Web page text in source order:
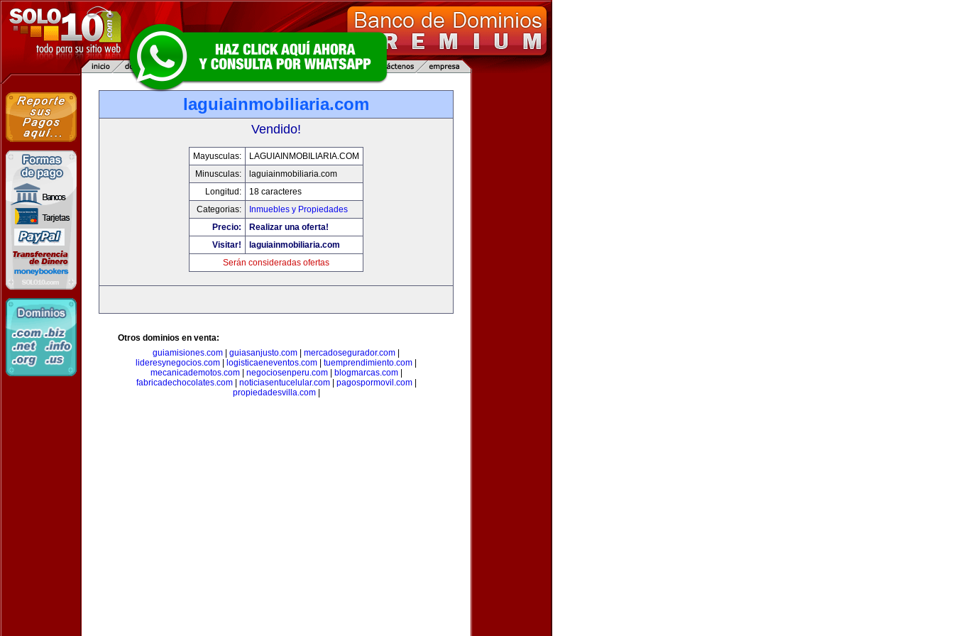
laguiainmobiliaria.com
Vendido!
Mayusculas:
LAGUIAINMOBILIARIA.COM
Minusculas:
laguiainmobiliaria.com
Longitud:
18 caracteres
Categorias:
Inmuebles y Propiedades
Precio:
Realizar una oferta!
Visitar!
laguiainmobiliaria.com
Serán consideradas ofertas
Otros dominios en venta:
guiamisiones.com
guiasanjusto.com mercadosegurador.com
lideresynegocios.com
logisticaeneventos.com tuemprendimiento.com
mecanicademotos.com| negociosenperu.com| blogmarcas.com|
fabricadechocolates.com| noticiasentucelular.com| pagospormovil.com|
propiedadesvilla.com|